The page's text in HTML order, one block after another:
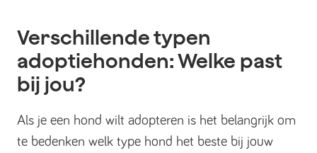
Verschillende typen
adoptiehonden: Welke past
bij jou?
Als je een hond wilt adopteren is het belangrijk om
te bedenken welk type hond het beste bij jouw